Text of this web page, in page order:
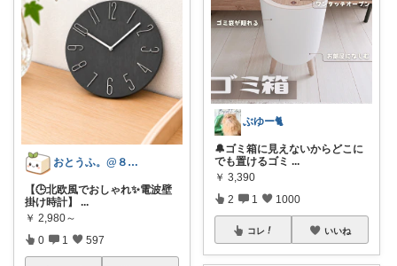
おとうふ。@８月もよろしくお願いします
【🕒北欧風でおしゃれ✨電波壁
掛け時計】 ...
￥ 2,980～
0 1 597
ぶゆー🐈
🔔ゴミ箱に見えないからどこに
でも置けるゴミ ...
￥ 3,390
2 1 1000
コレ いいね